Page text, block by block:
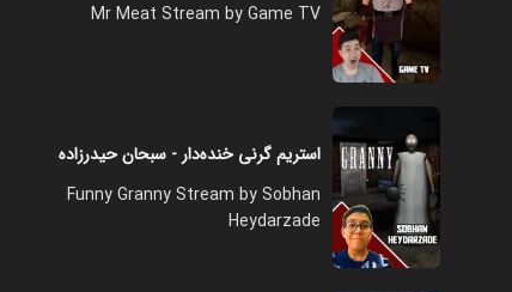
Mr Meat Stream by Game TV
استریم گرنی خنده‌دار - سبحان حیدرزاده
Funny Granny Stream by Sobhan
Heydarzade